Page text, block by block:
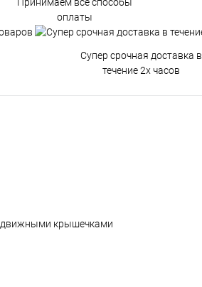
Принимаем все способы
оплаты
Супер срочная доставка в
течение 2х часов
крышечками